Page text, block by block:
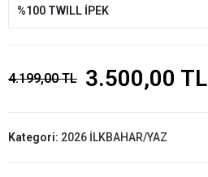
%100 TWILL İPEK
4.199,00 TL 3.500,00 TL
Kategori: 2026 İLKBAHAR/YAZ